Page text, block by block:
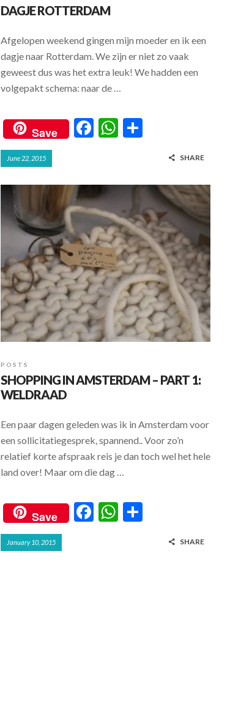
DAGJE ROTTERDAM
Afgelopen weekend gingen mijn moeder en ik een
dagje naar Rotterdam. We zijn er niet zo vaak
geweest dus was het extra leuk! We hadden een
volgepakt schema: naar de …
Save
F
b
o
o
k
W
s
A
p
p
e
June 22, 2015 SHARE
POSTS
SHOPPING IN AMSTERDAM – PART 1:
WELDRAAD
Een paar dagen geleden was ik in Amsterdam voor
een sollicitatiegesprek, spannend.. Voor zo’n
relatief korte afspraak reis je dan toch wel het hele
land over! Maar om die dag …
Save
F
W
January 10, 2015 SHARE